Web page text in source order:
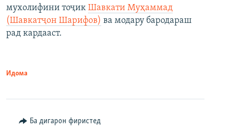
мухолифини тоҷик Шавкати Муҳаммад
(Шавкатҷон Шарифов) ва модару бародараш
рад кардааст.
Идома
Ба дигарон фиристед